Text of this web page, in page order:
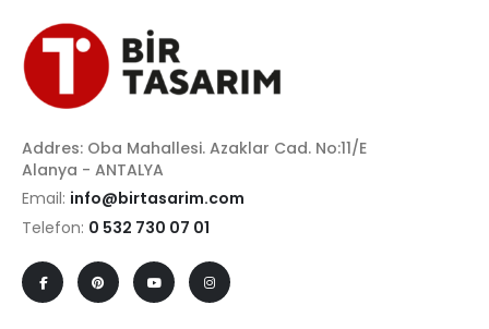
Addres: Oba Mahallesi. Azaklar Cad. No:11/E
Alanya - ANTALYA
Email: info@birtasarim.com
Telefon: 0 532 730 07 01